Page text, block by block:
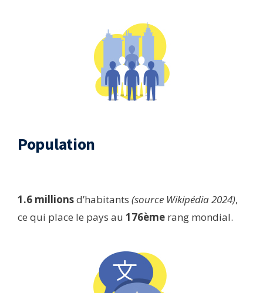
Population​
1.6 millionsd’habitants (source Wikipédia 2024),
ce qui place le pays au 176ème rang mondial.